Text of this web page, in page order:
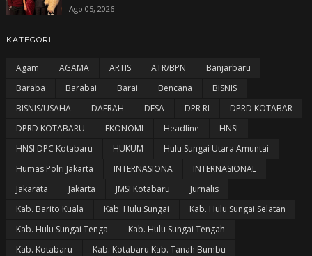
Ago 05, 2026
KATEGORI
Agam AGAMA ARTIS ATR/BPN
Banjarbaru
Baraba
Barabai Barai Bencana
BISNIS
BISNIS/USAHA
DAERAH DESA DPR RI
DPRD KOTABAR
DPRD KOTABARU
EKONOMI Headline
HNSI
HNSI DPC Kotabaru
HUKUM
Hulu Sungai Utara Amuntai
Humas Polri Jakarta
INTERNASIONA
INTERNASIONAL
Jakarata
Jakarta JMSI Kotabaru
Jurnalis
Kab. Barito Kuala
Kab. Hulu Sungai
Kab. Hulu Sungai Selatan
Kab. Hulu Sungai Tenga
Kab. Hulu Sungai Tengah
Kab. Kotabaru
Kab. Kotabaru Kab. Tanah Bumbu